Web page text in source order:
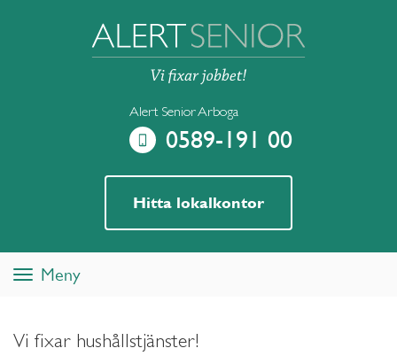
Alert Senior Arboga
0589-191 00
Hitta lokalkontor
ToggleMeny
Vi fixar hushållstjänster!